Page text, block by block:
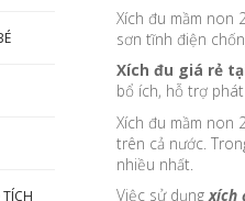
Xích đu mầm non
sơn tĩnh điện
Xích đu giá rẻ
bổ ích, hỗ trợ
Xích đu mầm non
trên cả nước.
nhiều nhất.
Việc sử dụngxích